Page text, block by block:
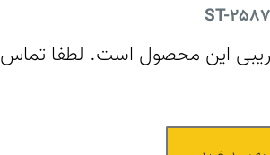
این محصول است. لطفا تماس